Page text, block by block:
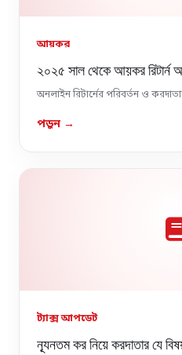
আয়কর
২০২৫ সাল থেকে আয়কর রিটার্ন
অনলাইন রিটার্নের পরিবর্তন ও
পড়ুন →
ট্যাক্স আপডেট
ন্যূনতম কর নিয়ে করদাতার যে